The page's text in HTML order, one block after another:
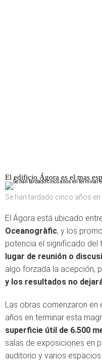
El edificio Ágora es el mas
Se han tardado cinco años
El Ágora está ubicado
Oceanogràfic, y los
potencia el significado del
lugar de reunión o
algo forzada la acepción,
y los resultados no
Las obras comenzaron en
años en terminar esta
superficie útil de 6.500
salas de exposiciones en
auditorio y varios